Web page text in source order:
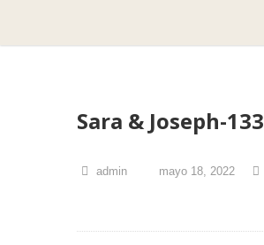
Sara & Joseph-133
admin mayo 18, 2022